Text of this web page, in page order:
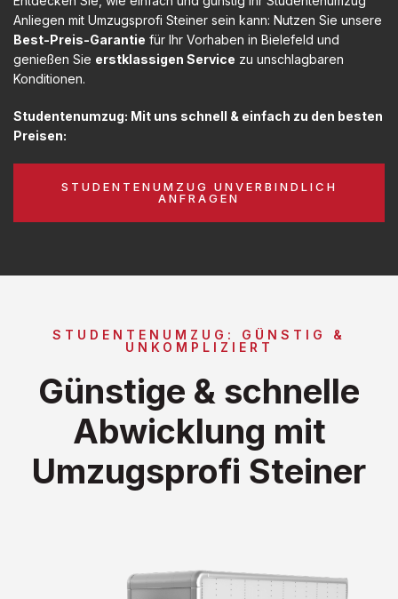
Anliegen mit Umzugsprofi Steiner sein kann: Nutzen Sie unsere
Best-Preis-Garantie für Ihr Vorhaben in Bielefeld und
genießen Sie erstklassigen Service zu unschlagbaren
Konditionen.
Studentenumzug: Mit uns schnell & einfach zu den besten
Preisen:
STUDENTENUMZUG UNVERBINDLICH
ANFRAGEN
STUDENTENUMZUG: GÜNSTIG &
UNKOMPLIZIERT
Günstige & schnelle
Abwicklung mit
Umzugsprofi Steiner